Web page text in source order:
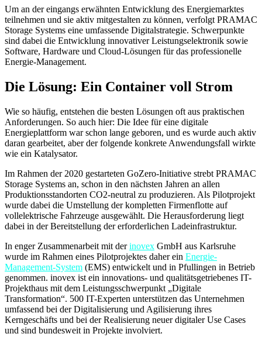
Um an der eingangs erwähnten Entwicklung des Energiemarktes
teilnehmen und sie aktiv mitgestalten zu können, verfolgt PRAMAC
Storage Systems eine umfassende Digitalstrategie. Schwerpunkte
sind dabei die Entwicklung innovativer Leistungselektronik sowie
Software, Hardware und Cloud-Lösungen für das professionelle
Energie-Management.
Die Lösung: Ein Container voll Strom
Wie so häufig, entstehen die besten Lösungen oft aus praktischen
Anforderungen. So auch hier: Die Idee für eine digitale
Energieplattform war schon lange geboren, und es wurde auch aktiv
daran gearbeitet, aber der folgende konkrete Anwendungsfall wirkte
wie ein Katalysator.
Im Rahmen der 2020 gestarteten GoZero-Initiative strebt PRAMAC
Storage Systems an, schon in den nächsten Jahren an allen
Produktionsstandorten CO2-neutral zu produzieren. Als Pilotprojekt
wurde dabei die Umstellung der kompletten Firmenflotte auf
vollelektrische Fahrzeuge ausgewählt. Die Herausforderung liegt
dabei in der Bereitstellung der erforderlichen Ladeinfrastruktur.
In enger Zusammenarbeit mit derinovex GmbH aus Karlsruhe
wurde im Rahmen eines Pilotprojektes daher ein Energie-
Management-System (EMS) entwickelt und in Pfullingen in Betrieb
genommen. inovex ist ein innovations- und qualitätsgetriebenes IT-
Projekthaus mit dem Leistungsschwerpunkt „Digitale
Transformation“. 500 IT-Experten unterstützen das Unternehmen
umfassend bei der Digitalisierung und Agilisierung ihres
Kerngeschäfts und bei der Realisierung neuer digitaler Use Cases
und sind bundesweit in Projekte involviert.